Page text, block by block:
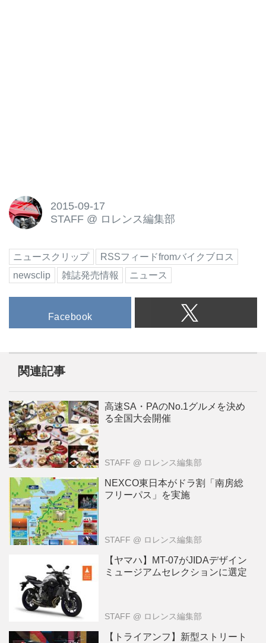
2015-09-17
STAFF @ ロレンス編集部
ニュースクリップ
RSSフィードfromバイクブロス
newsclip
雑誌発売情報 ニュース
Facebook
関連記事
高速SA・PAのNo.1グルメを決め
る全国大会開催
STAFF @ ロレンス編集部
NEXCO東日本がドラ割「南房総
フリーパス」を実施
STAFF @ ロレンス編集部
【ヤマハ】MT-07がJIDAデザイン
ミュージアムセレクションに選定
STAFF @ ロレンス編集部
【トライアンフ】新型ストリート